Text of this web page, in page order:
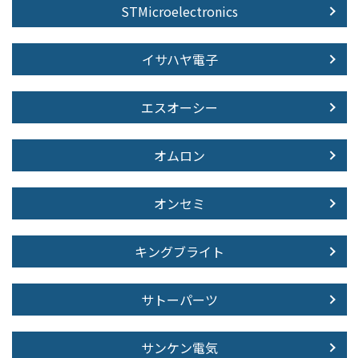
STMicroelectronics
イサハヤ電子
エスオーシー
オムロン
オンセミ
キングブライト
サトーパーツ
サンケン電気